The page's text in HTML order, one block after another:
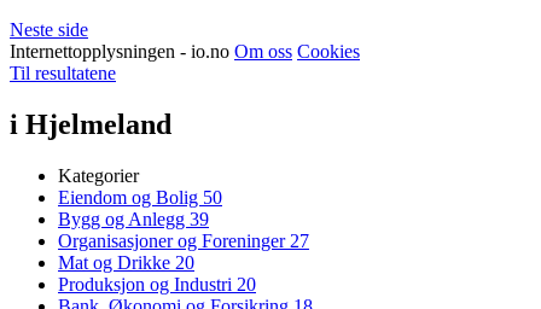
Neste side
Internettopplysningen - io.no Om oss Cookies
Til resultatene
i Hjelmeland
Kategorier
Eiendom og Bolig 50
Bygg og Anlegg 39
Organisasjoner og Foreninger 27
Mat og Drikke 20
Produksjon og Industri 20